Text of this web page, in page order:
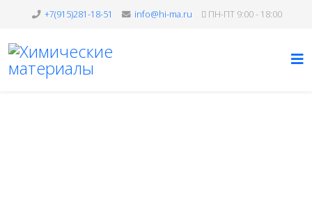
+7(915)281-18-51 info@hi-ma.ru ПН-ПТ 9:00 - 18:00